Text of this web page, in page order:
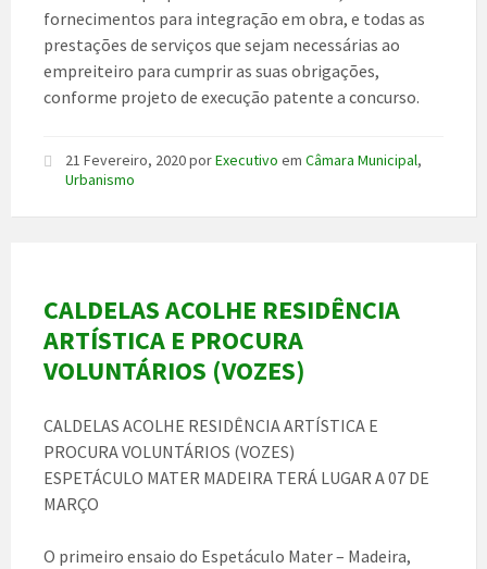
fornecimentos para integração em obra, e todas as
prestações de serviços que sejam necessárias ao
empreiteiro para cumprir as suas obrigações,
conforme projeto de execução patente a concurso.
21 Fevereiro, 2020porExecutivo em Câmara Municipal,
Urbanismo
CALDELAS ACOLHE RESIDÊNCIA
ARTÍSTICA E PROCURA
VOLUNTÁRIOS (VOZES)
CALDELAS ACOLHE RESIDÊNCIA ARTÍSTICA E
PROCURA VOLUNTÁRIOS (VOZES)
ESPETÁCULO MATER MADEIRA TERÁ LUGAR A 07 DE
MARÇO
O primeiro ensaio do Espetáculo Mater – Madeira,